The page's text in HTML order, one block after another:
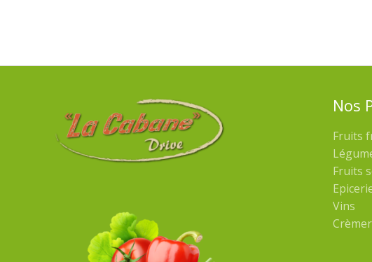
Nos
Fruits
Fruits
Vins